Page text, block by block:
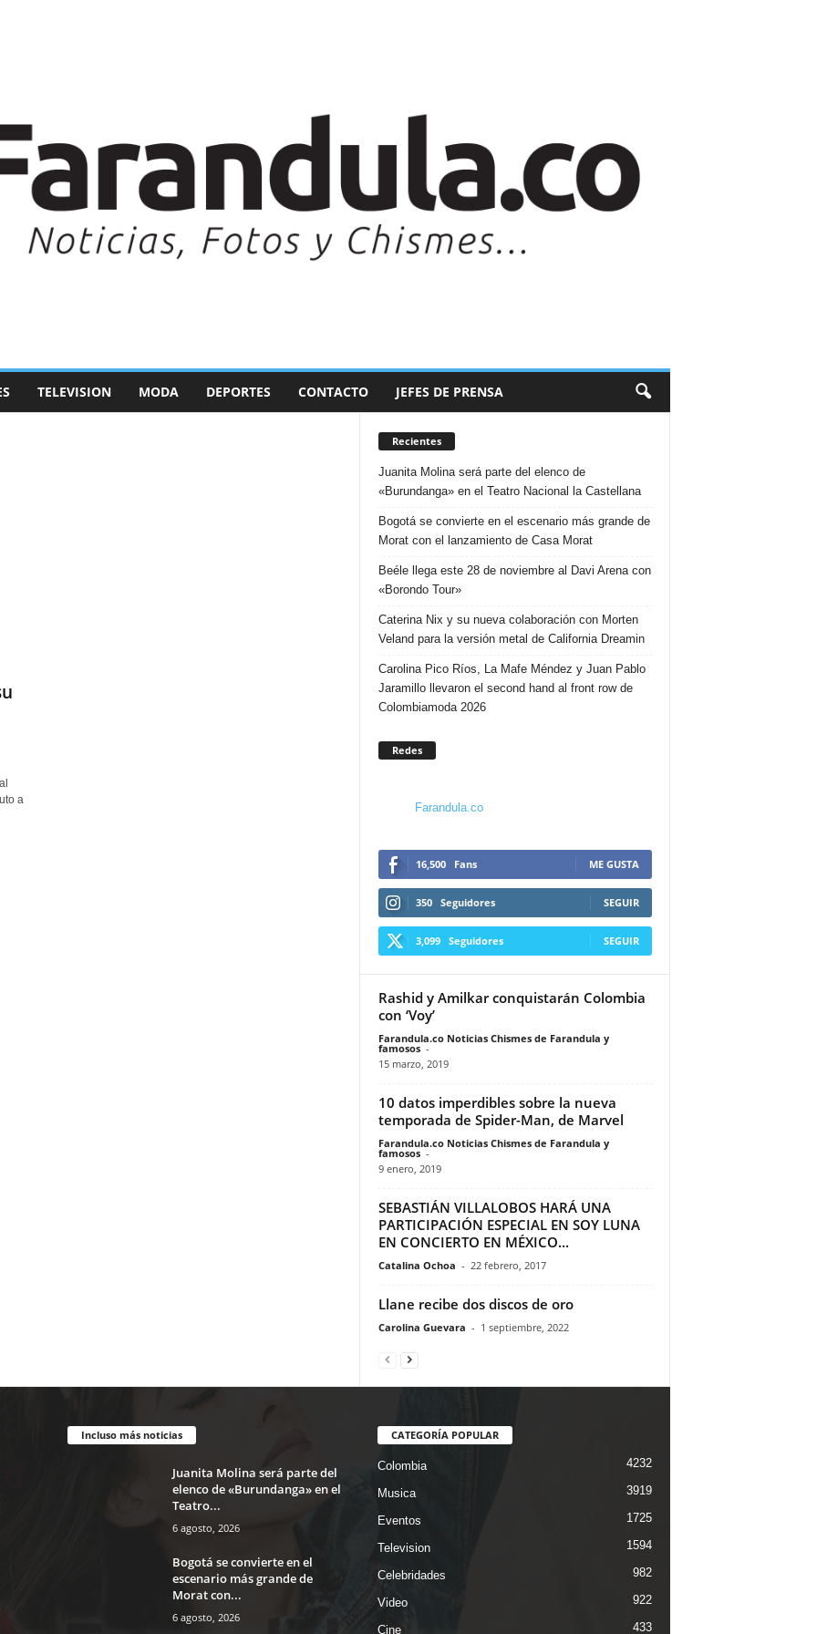
TELEVISION MODA DEPORTES CONTACTO JEFES DE PRENSA
a
Recientes
Juanita Molina será parte del elenco de
«Burundanga» en el Teatro Nacional la Castellana
Bogotá se convierte en el escenario más grande de
Morat con el lanzamiento de Casa Morat
Beéle llega este 28 de noviembre al Davi Arena con
«Borondo Tour»
Caterina Nix y su nueva colaboración con Morten
Veland para la versión metal de California Dreamin
Carolina Pico Ríos, La Mafe Méndez y Juan Pablo
Jaramillo llevaron el second hand al front row de
Colombiamoda 2026
Redes
Farandula.co
16,500 Fans ME GUSTA
350 Seguidores SEGUIR
3,099 Seguidores SEGUIR
Rashid y Amilkar conquistarán Colombia
con ‘Voy’
Farandula.co Noticias Chismes de Farandula y
famosos -
15 marzo, 2019
10 datos imperdibles sobre la nueva
temporada de Spider-Man, de Marvel
Farandula.co Noticias Chismes de Farandula y
famosos -
9 enero, 2019
SEBASTIÁN VILLALOBOS HARÁ UNA
PARTICIPACIÓN ESPECIAL EN SOY LUNA
EN CONCIERTO EN MÉXICO...
Catalina Ochoa - 22 febrero, 2017
Llane recibe dos discos de oro
Carolina Guevara - 1 septiembre, 2022
Incluso más noticias
Juanita Molina será parte del
elenco de «Burundanga» en el
Teatro...
6 agosto, 2026
Bogotá se convierte en el
escenario más grande de
Morat con...
6 agosto, 2026
CATEGORÍA POPULAR
Colombia 4232
Musica 3919
Eventos 1725
Television 1594
Celebridades 982
Video 922
Cine 433